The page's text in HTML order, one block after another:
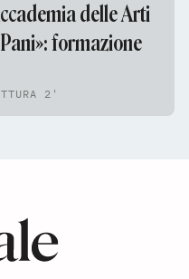
delle Arti
formazione
2'